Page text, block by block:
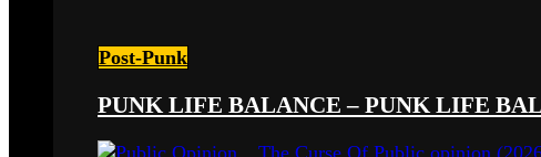
Post-Punk
PUNK LIFE BALANCE – PUNK LIFE